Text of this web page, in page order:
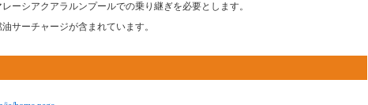
ーシアクアラルンプールでの乗り継ぎを必要とします。
サーチャージが含まれています。